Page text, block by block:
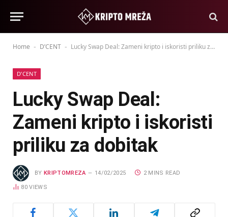
Home - D’CENT - Lucky Swap Deal: Zameni kripto i iskoristi priliku za dobitak
D’CENT
Lucky Swap Deal:
Zameni kripto i iskoristi
priliku za dobitak
BY KRIPTOMREZA 14/02/2025 2 MINS READ
80VIEWS